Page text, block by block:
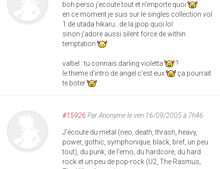
boh perso j'ecoute tout et n'importe quoi
en ce moment je suis sur le singles collection vol
1 de utada hikaru...de la jpop quoi lol
sinon j'adore aussi silent force de within
temptation
valtiel : tu connais darling violetta
?
le theme d'intro de angel c'est eux
ça pourrait
te boter
#15926 ParAnonymele ven 16/09/2005 à 7h46
J'écoute du metal (neo, death, thrash, heavy,
power, gothic, symphonique, black, bref, un peu
tout), du punk, de l'emo, du hardcore, du hard
rock et un peu de pop-rock (U2, The Rasmus,